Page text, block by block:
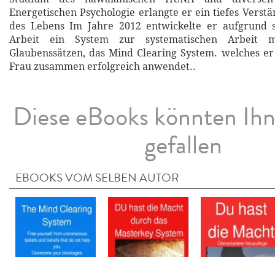
Energetischen Psychologie erlangte er ein tiefes
des Lebens Im Jahre 2012 entwickelte er aufgrund
Arbeit ein System zur systematischen Arbeit
Glaubenssätzen, das Mind Clearing System. welches
Frau zusammen erfolgreich anwendet..
Diese eBooks könnten
gefallen
EBOOKS VOM SELBEN AUTOR